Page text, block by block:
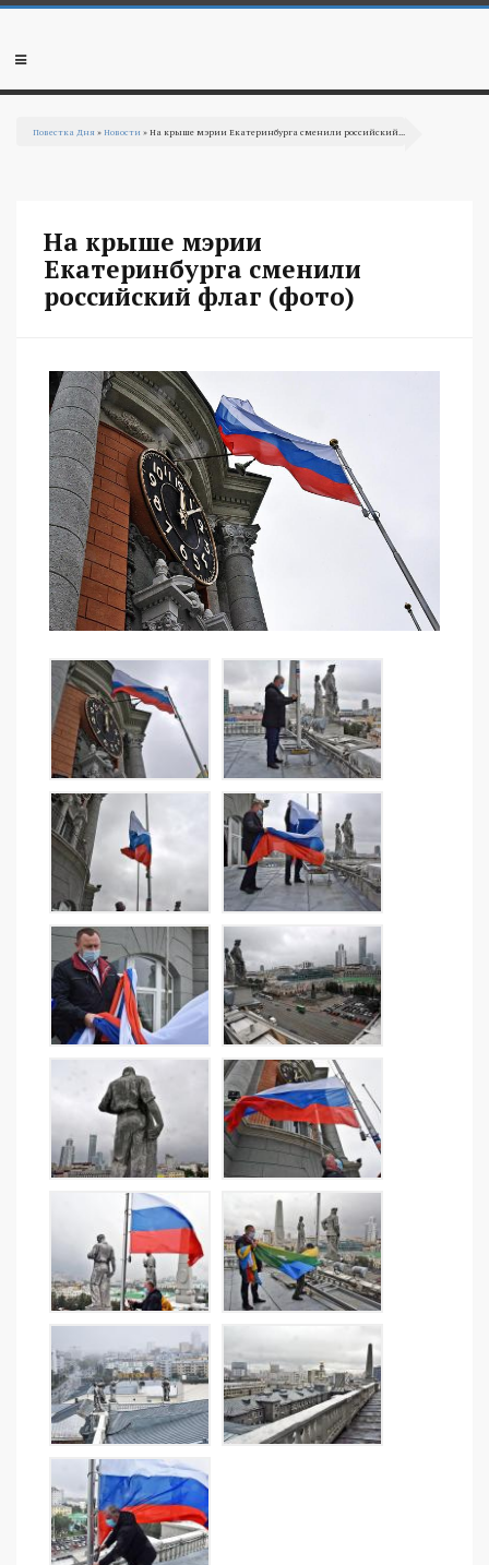
Перейти к основному содержанию
Мобильное
Повестка Дня »Новости » На крыше мэрии Екатеринбурга сменили российский...
На крыше мэрии
Екатеринбурга сменили
российский флаг (фото)